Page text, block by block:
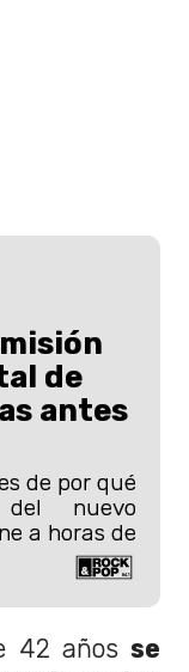
de
antes
de por qué
nuevo
a horas de
42 años se